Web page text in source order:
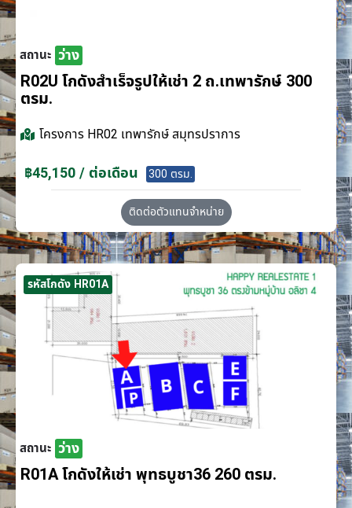
สถานะ ว่าง
R02U โกดังสำเร็จรูปให้เช่า 2 ถ.เทพารักษ์ 300
ตรม.
โครงการ HR02 เทพารักษ์ สมุทรปราการ
฿45,150 / ต่อเดือน 300 ตรม.
ติดต่อตัวแทนจำหน่าย
รหัสโกดัง HR01A
สถานะ ว่าง
R01A โกดังให้เช่า พุทธบูชา36 260 ตรม.